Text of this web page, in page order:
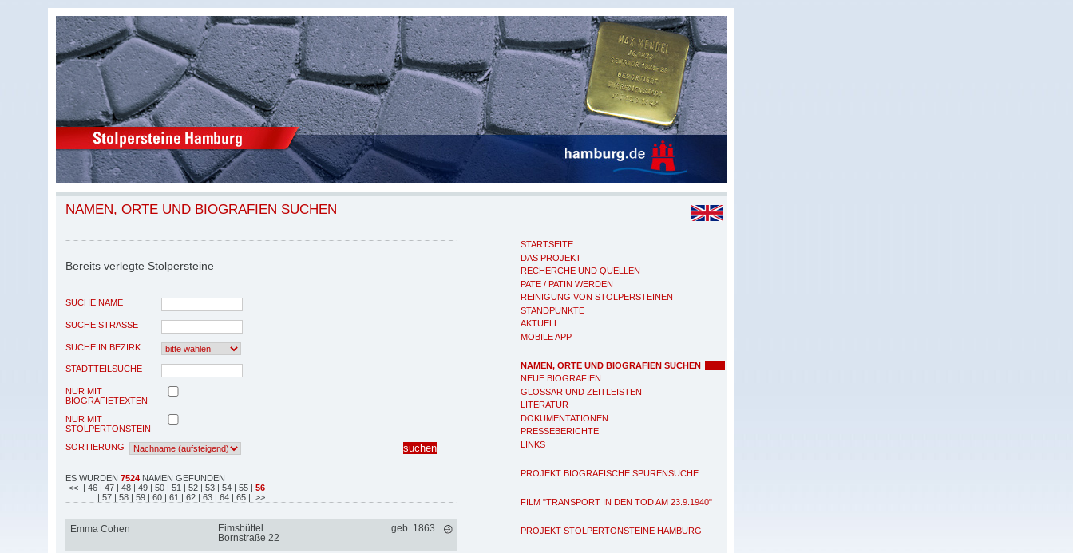
STARTSEITE
DAS PROJEKT
RECHERCHE UND QUELLEN
PATE / PATIN WERDEN
REINIGUNG VON STOLPERSTEINEN
STANDPUNKTE
AKTUELL
MOBILE APP
NAMEN, ORTE UND BIOGRAFIEN SUCHEN
NEUE BIOGRAFIEN
GLOSSAR UND ZEITLEISTEN
LITERATUR
DOKUMENTATIONEN
PRESSEBERICHTE
LINKS
PROJEKT BIOGRAFISCHE SPURENSUCHE
FILM "TRANSPORT IN DEN TOD AM 23.9.1940"
PROJEKT STOLPERTONSTEINE HAMBURG
NAMEN, ORTE UND BIOGRAFIEN SUCHEN
Bereits verlegte Stolpersteine
SUCHE NAME
SUCHE STRASSE
SUCHE IN BEZIRK
STADTTEILSUCHE
NUR MIT
BIOGRAFIETEXTEN
NUR MIT
STOLPERTONSTEIN
SORTIERUNG
ES WURDEN 7524 NAMEN GEFUNDEN
<< | 46 | 47 | 48 | 49 | 50 | 51 | 52 | 53 | 54 | 55 | 56
| 57 | 58 | 59 | 60 | 61 | 62 | 63 | 64 | 65 | >>
Emma Cohen
Eimsbüttel
Bornstraße 22
geb. 1863